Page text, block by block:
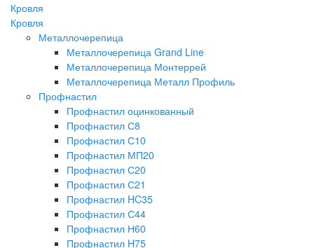
Кровля
Кровля
Металлочерепица
Металлочерепица Grand Line
Металлочерепица Монтеррей
Металлочерепица Металл Профиль
Профнастил
Профнастил оцинкованный
Профнастил С8
Профнастил С10
Профнастил МП20
Профнастил С20
Профнастил С21
Профнастил HC35
Профнастил С44
Профнастил Н60
Профнастил H75